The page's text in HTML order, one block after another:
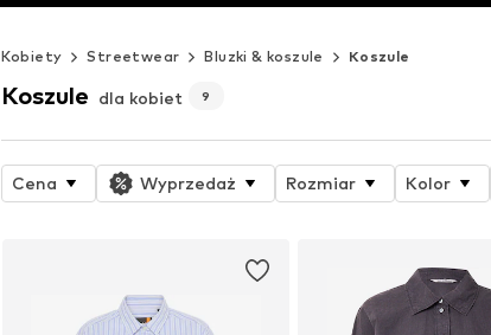
Kobiety Streetwear Bluzki & koszule Koszule
Koszule dla kobiet 9
Cena Wyprzedaż Rozmiar Kolor